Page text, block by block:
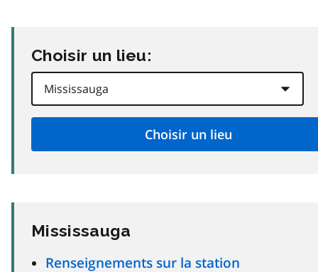
Choisir un lieu:
Mississauga
Renseignements sur la station